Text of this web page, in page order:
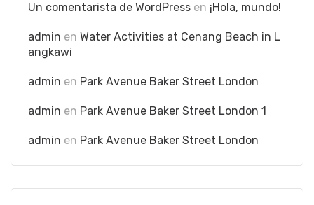
Un comentarista de WordPress en ¡Hola, mundo!
admin en Water Activities at Cenang Beach in L
angkawi
admin en Park Avenue Baker Street London
admin en Park Avenue Baker Street London 1
admin en Park Avenue Baker Street London